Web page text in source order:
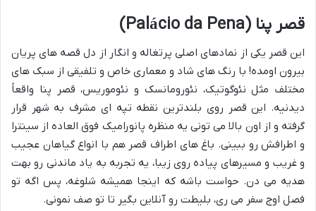
قصر پنا (Palácio da Pena)
این قصر یکی از نمادهای اصلی پرتغاله و انگار از دل قصه های پریان
بیرون اومده! با رنگ های شاد و معماری خاص و تلفیقی از سبک های
مختلف مثل نئوگوتیک، نئورومانسک و نئوموریس، قصر پنا واقعاً
دیدنیه. این قصر روی بلندترین نقطه تپه ای مشرف به شهر قرار
گرفته و از اون بالا می تونی یه منظره پانورامیک فوق العاده از سینترا
و اطرافش رو ببینی. باغ های اطراف قصر هم با انواع گیاهان عجیب
و غریب و مسیرهای پیاده روی زیبا، یه تجربه به یاد ماندنی رو بهت
هدیه می دن. حواست باشه که اینجا همیشه شلوغه، پس اگه تو
فصل اوج سفر می ری، بلیطت رو آنلاین بگیر تا تو صف نمونی.